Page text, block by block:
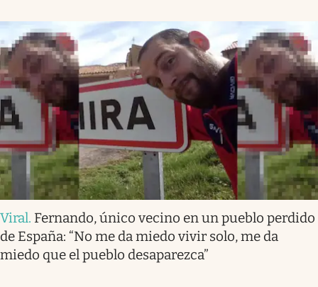
Viral. Fernando, único vecino en un pueblo perdido
de España: “No me da miedo vivir solo, me da
miedo que el pueblo desaparezca”